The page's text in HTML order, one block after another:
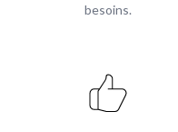
besoins.